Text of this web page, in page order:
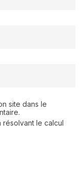
site dans le
le calcul